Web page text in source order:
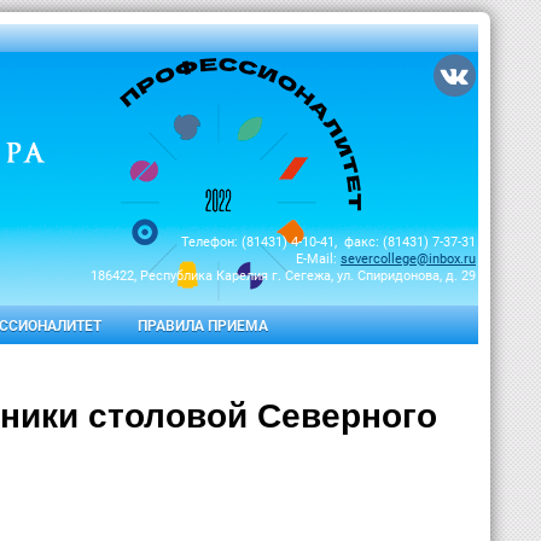
Телефон: (81431) 4-10-41, факс: (81431) 7-37-31
E-Mail: severcollege@inbox.ru
186422, Республика Карелия г. Сегежа, ул. Спиридонова, д. 29
ПРАВИЛА ПРИЕМА
столовой Северного